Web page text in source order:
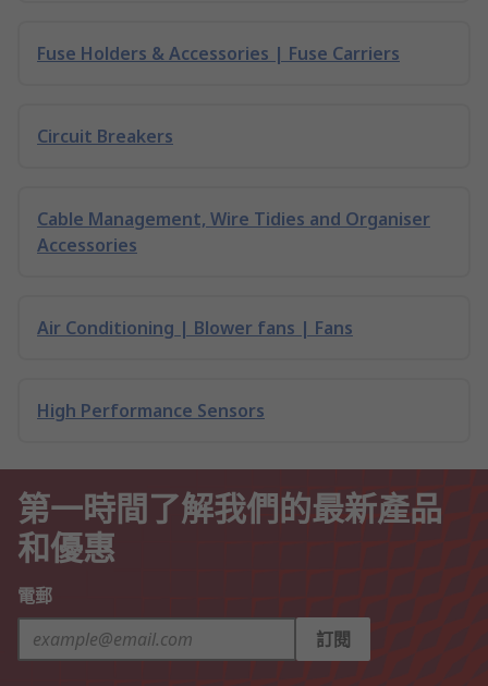
Fuse Holders & Accessories | Fuse Carriers
Circuit Breakers
Cable Management, Wire Tidies and Organiser
Accessories
Air Conditioning | Blower fans | Fans
High Performance Sensors
第一時間了解我們的最新產品
和優惠
電郵
訂閱